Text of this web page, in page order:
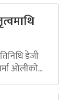
डेजी
ओलीको...